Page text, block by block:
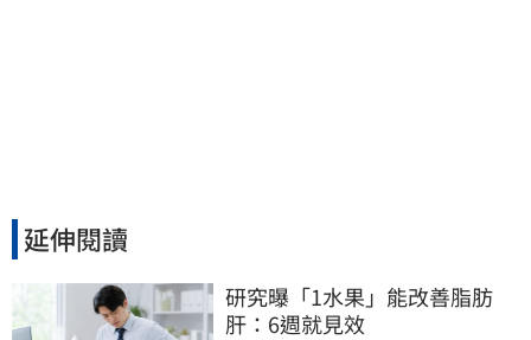
延伸閱讀
研究曝「1水果」能改善脂肪
肝：6週就見效